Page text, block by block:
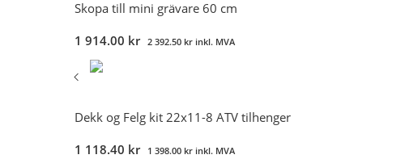
Skopa till mini grävare 60 cm
1 914.00 kr 2 392.50 kr inkl. MVA
Dekk og Felg kit 22x11-8 ATV tilhenger
1 118.40 kr 1 398.00 kr inkl. MVA